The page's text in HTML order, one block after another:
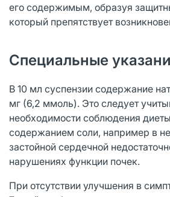
его содержимым, образуя
который препятствует
Специальные
В 10 мл суспензии содержание
мг (6,2 ммоль). Это следует
необходимости соблюдения
содержанием соли, например в
застойной сердечной
нарушениях функции почек.
При отсутствии улучшения в